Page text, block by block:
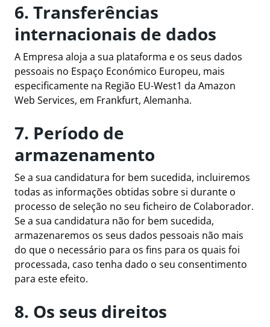
6. Transferências
internacionais de dados
A Empresa aloja a sua plataforma e os seus dados
pessoais no Espaço Económico Europeu, mais
especificamente na Região EU-West1 da Amazon
Web Services, em Frankfurt, Alemanha.
7. Período de
armazenamento
Se a sua candidatura for bem sucedida, incluiremos
todas as informações obtidas sobre si durante o
processo de seleção no seu ficheiro de Colaborador.
Se a sua candidatura não for bem sucedida,
armazenaremos os seus dados pessoais não mais
do que o necessário para os fins para os quais foi
processada, caso tenha dado o seu consentimento
para este efeito.
8. Os seus direitos